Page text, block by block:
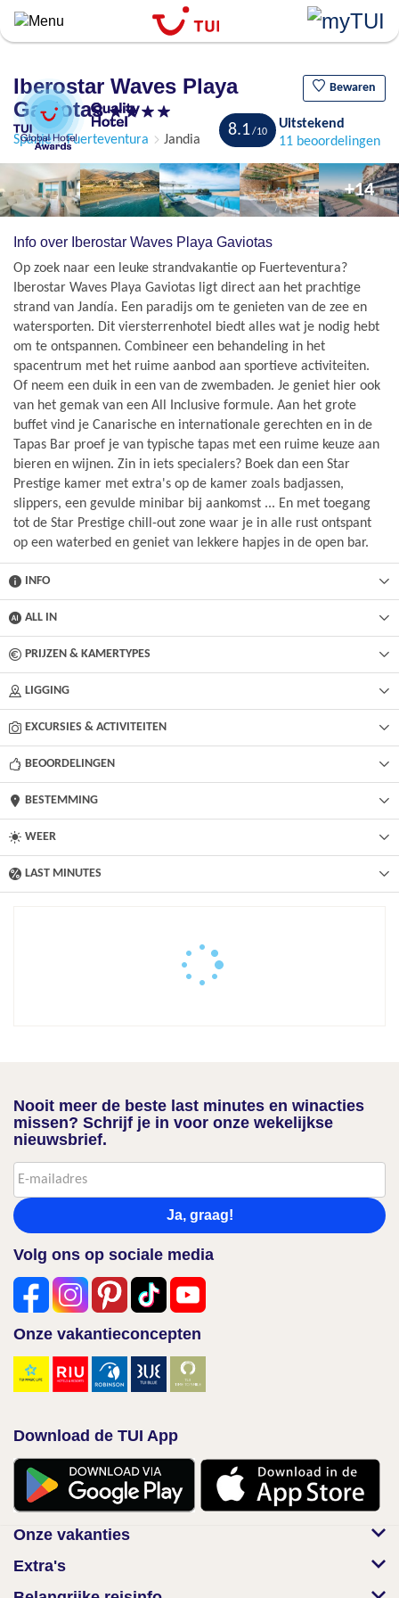
Overslaan
algemene
inhoud
gaan
Iberostar Waves Playa
Gaviotas
Bewaren
Spanje Fuerteventura Jandia
8.1
Uitstekend
11 beoordelingen
+14
Info over Iberostar Waves Playa Gaviotas
Op zoek naar een leuke strandvakantie op Fuerteventura?
Iberostar Waves Playa Gaviotas ligt direct aan het prachtige
strand van Jandía. Een paradijs om te genieten van de zee en
watersporten. Dit viersterrenhotel biedt alles wat je nodig hebt
om te ontspannen. Combineer een behandeling in het
spacentrum met het ruime aanbod aan sportieve activiteiten.
Of neem een duik in een van de zwembaden. Je geniet hier ook
van het gemak van een All Inclusive formule. Aan het grote
buffet vind je Canarische en internationale gerechten en in de
Tapas Bar proef je van typische tapas met een ruime keuze aan
bieren en wijnen. Zin in iets specialers? Boek dan een Star
Prestige kamer met extra's op de kamer zoals badjassen,
slippers, een gevulde minibar bij aankomst ... En met toegang
tot de Star Prestige chill-out zone waar je in alle rust ontspant
op een waterbed en geniet van lekkere hapjes in de open bar.
INFO
ALL IN
PRIJZEN & KAMERTYPES
LIGGING
EXCURSIES & ACTIVITEITEN
BEOORDELINGEN
BESTEMMING
WEER
LAST MINUTES
Nooit meer de beste last minutes en winacties
missen? Schrijf je in voor onze wekelijkse
nieuwsbrief.
Ja, graag!
Volg ons op sociale media
Onze vakantieconcepten
Download de TUI App
Onze vakanties
Extra's